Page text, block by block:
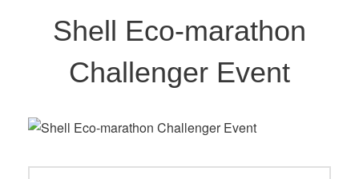
Shell Eco-marathon
Challenger Event